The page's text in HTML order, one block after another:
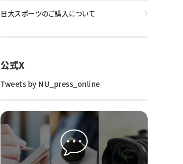
日大スポーツのご購入について
公式X
Tweets by NU_press_online